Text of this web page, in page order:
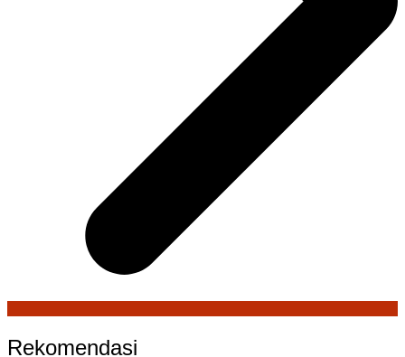
Rekomendasi